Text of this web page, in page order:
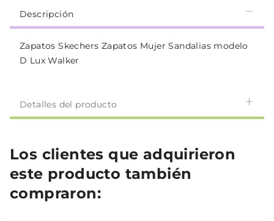
Descripción
Zapatos Skechers Zapatos Mujer Sandalias modelo
D Lux Walker
Detalles del producto
Los clientes que adquirieron
este producto también
compraron: